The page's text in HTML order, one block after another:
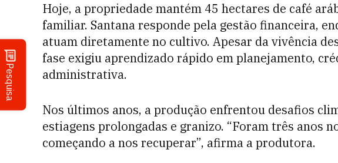
Pesquisa
Hoje, a propriedade mantém 45 hectares de café
familiar. Santana responde pela gestão financeira,
atuam diretamente no cultivo. Apesar da vivência
fase exigiu aprendizado rápido em planejamento,
administrativa.
Nos últimos anos, a produção enfrentou desafios
estiagens prolongadas e granizo. “Foram três anos
começando a nos recuperar”, afirma a produtora.